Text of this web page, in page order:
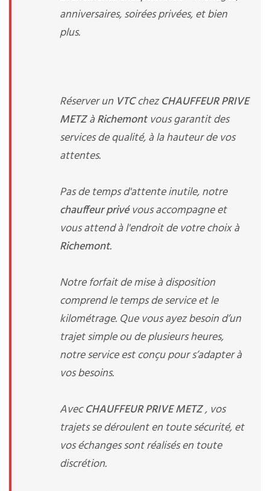
anniversaires, soirées privées, et bien
plus.
Réserver un VTCchezCHAUFFEUR PRIVE
METZàRichemontvous garantit des
services de qualité, à la hauteur de vos
attentes.
Pas de temps d'attente inutile, notre
chauffeur privévous accompagne et
vous attend à l'endroit de votre choix à
Richemont.
Notre forfait de mise à disposition
comprend le temps de service et le
kilométrage. Que vous ayez besoin d’un
trajet simple ou de plusieurs heures,
notre service est conçu pour s’adapter à
vos besoins.
AvecCHAUFFEUR PRIVE METZ, vos
trajets se déroulent en toute sécurité, et
vos échanges sont réalisés en toute
discrétion.